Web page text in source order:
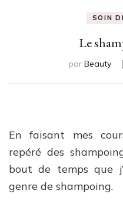
SOIN
Le
par Beauty
En faisant mes
repéré des
bout de temps que
genre de shampoing.